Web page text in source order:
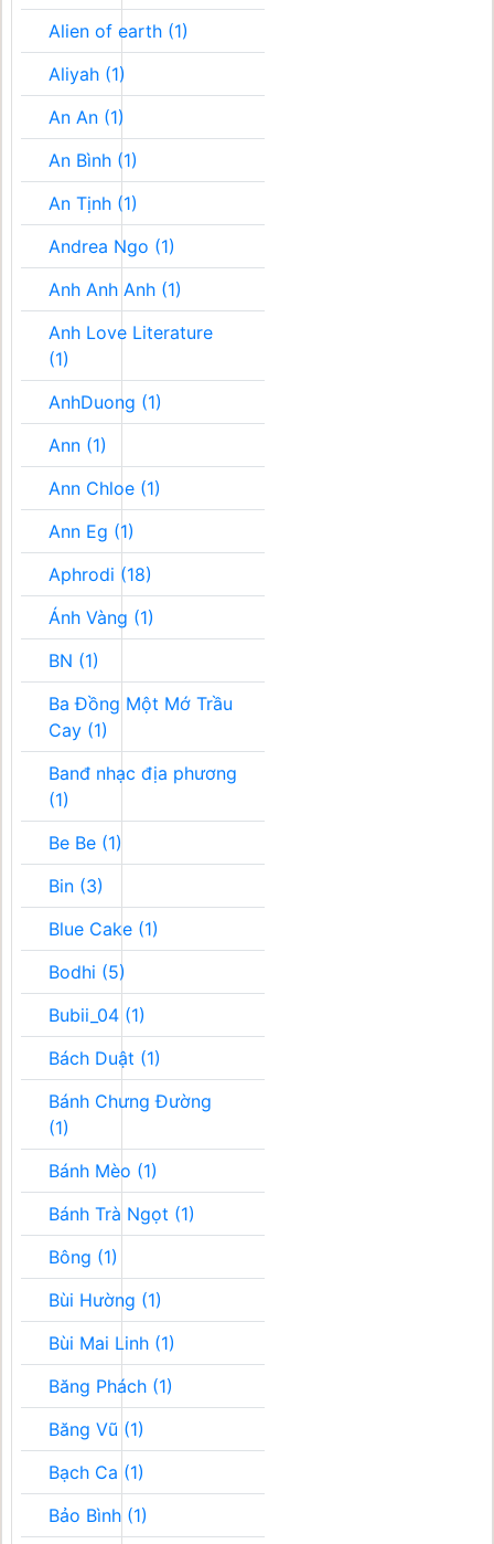
Alien of earth (1)
Aliyah (1)
An An (1)
An Bình (1)
An Tịnh (1)
Andrea Ngo (1)
Anh Anh Anh (1)
Anh Love Literature
(1)
AnhDuong (1)
Ann (1)
Ann Chloe (1)
Ann Eg (1)
Aphrodi (18)
Ánh Vàng (1)
BN (1)
Ba Đồng Một Mớ Trầu
Cay (1)
Banđ nhạc địa phương
(1)
Be Be (1)
Bin (3)
Blue Cake (1)
Bodhi (5)
Bubii_04 (1)
Bách Duật (1)
Bánh Chưng Đường
(1)
Bánh Mèo (1)
Bánh Trà Ngọt (1)
Bông (1)
Bùi Hường (1)
Bùi Mai Linh (1)
Băng Phách (1)
Băng Vũ (1)
Bạch Ca (1)
Bảo Bình (1)